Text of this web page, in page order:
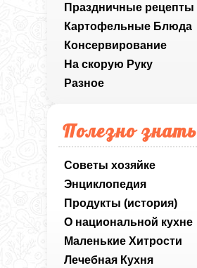
Праздничные рецепты
Картофельные Блюда
Консервирование
На скорую Руку
Разное
Полезно знать
Советы хозяйке
Энциклопедия
Продукты (история)
О национальной кухне
Маленькие Хитрости
Лечебная Кухня